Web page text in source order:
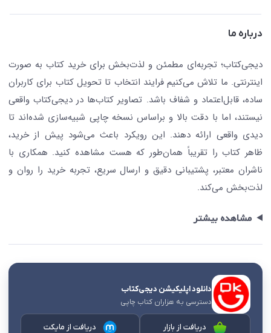
کافه دیجی کتاب
جستجو در سایت
کتابیاب
درباره ما
دیجی‌کتاب؛ تجربه‌ای مطمئن و لذت‌بخش برای خرید کتاب به صورت
اینترنتی. ما تلاش می‌کنیم فرایند انتخاب تا تحویل کتاب برای کاربران
ساده، قابل‌اعتماد و شفاف باشد. تصاویر کتاب‌ها در دیجی‌کتاب واقعی
نیستند، اما با دقت بالا و براساس نسخه چاپی شبیه‌سازی شده‌اند تا
دیدی واقعی ارائه دهند. این رویکرد باعث می‌شود پیش از خرید،
ظاهر کتاب را تقریباً همان‌طور که هست مشاهده کنید. همکاری با
ناشران معتبر، پشتیبانی دقیق و ارسال سریع، تجربه خرید را روان و
لذت‌بخش می‌کند.
مشاهده بیشتر
دانلود اپلیکیشن دیجی‌کتاب
دسترسی به هزاران کتاب چاپی
دریافت از بازار دریافت از مایکت